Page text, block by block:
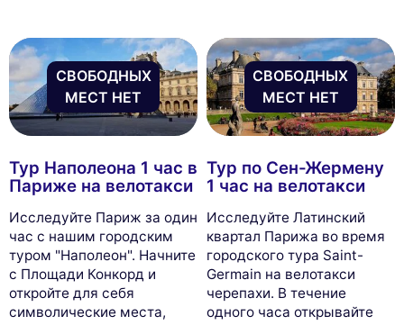
СВОБОДНЫХ
МЕСТ НЕТ
Тур Наполеона 1 час в
Париже на велотакси
Исследуйте Париж за один
час с нашим городским
туром "Наполеон". Начните
с Площади Конкорд и
откройте для себя
символические места,
СВОБОДНЫХ
МЕСТ НЕТ
Тур по Сен-Жермену
1 час на велотакси
Исследуйте Латинский
квартал Парижа во время
городского тура Saint-
Germain на велотакси
черепахи. В течение
одного часа открывайте